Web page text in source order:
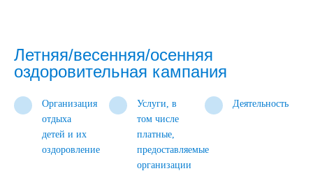
Летняя/весенняя/осенняя
оздоровительная кампания
Организация
отдыха
детей и их
оздоровление
Услуги, в
том числе
платные,
предоставляемые
организации
Деятельность